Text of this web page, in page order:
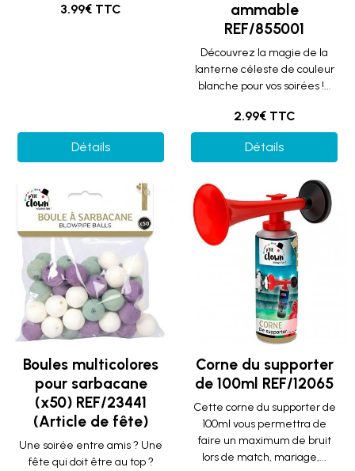
3.99€ TTC
Détails
ammable
REF/855001
Découvrez la magie de la
lanterne céleste de couleur
blanche pour vos soirées !...
2.99€ TTC
Détails
Boules multicolores
pour sarbacane
(x50) REF/23441
(Article de fête)
Une soirée entre amis ? Une
fête qui doit être au top ?
Corne du supporter
de 100ml REF/12065
Cette corne du supporter de
100ml vous permettra de
faire un maximum de bruit
lors de match, mariage,...